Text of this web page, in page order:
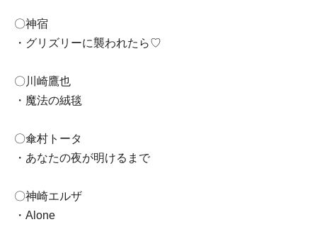
〇神宿
・グリズリーに襲われたら♡
〇川崎鷹也
・魔法の絨毯
〇傘村トータ
・あなたの夜が明けるまで
〇神崎エルザ
・Alone